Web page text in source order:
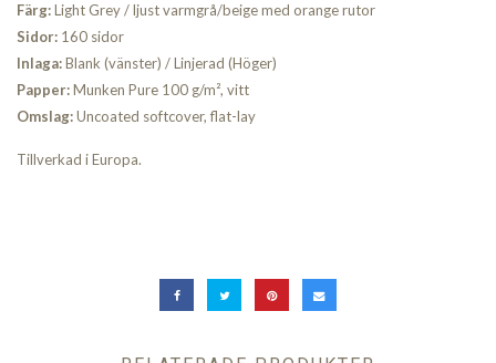
Färg:Light Grey / ljust varmgrå/beige med orange rutor
Sidor: 160 sidor
Inlaga:Blank (vänster) / Linjerad (Höger)
Papper:Munken Pure 100 g/m², vitt
Omslag:Uncoated softcover, flat-lay
Tillverkad i Europa.